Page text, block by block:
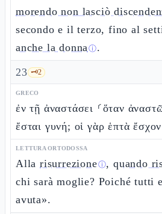
morendo non lasciò
secondo e il terzo, fino al
anche la donnaⓘ.
23 🗝️2
GRECO
ἐν τῇ ἀναστάσει ⸂ὅταν
ἔσται γυνή; οἱ γὰρ ἑπτὰ
LETTURA ORTODOSSA
Alla risurrezioneⓘ,quando
chi sarà moglie? Poiché tutti
avuta».